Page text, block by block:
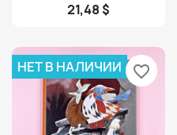
21,48 $
НЕТ В НАЛИЧИИ favorite_border